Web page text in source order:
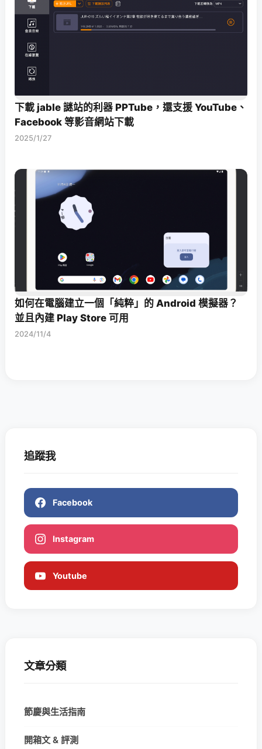
下載 jable 謎站的利器 PPTube，還支援 YouTube、
Facebook 等影音網站下載
2025/1/27
如何在電腦建立一個「純粹」的 Android 模擬器？
並且內建 Play Store 可用
2024/11/4
追蹤我
Facebook
Instagram
Youtube
文章分類
節慶與生活指南
開箱文 & 評測